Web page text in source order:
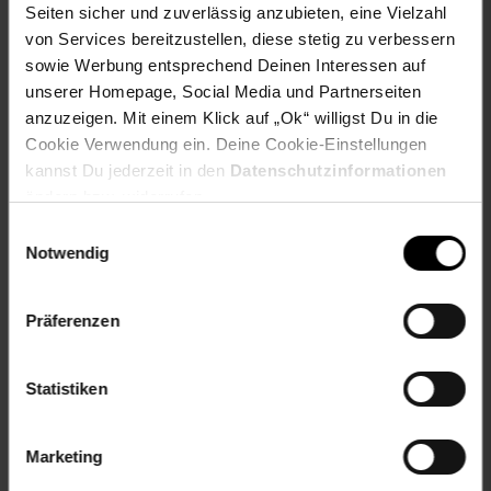
Seiten sicher und zuverlässig anzubieten, eine Vielzahl
von Services bereitzustellen, diese stetig zu verbessern
sowie Werbung entsprechend Deinen Interessen auf
unserer Homepage, Social Media und Partnerseiten
anzuzeigen. Mit einem Klick auf „Ok“ willigst Du in die
Cookie Verwendung ein. Deine Cookie-Einstellungen
kannst Du jederzeit in den Datenschutzinformationen
Notwendig
Präferenzen
Statistiken
Marketing
AG, Eindhoven The Netherlands
productSafety Email: sbx@shimano-eu.com
productSafety Name: Shimano Europe B.V.
Ärmel: lange Ärmel
Gewählte Variante:
Größe: M
EAN: 8717009483049
Artikel gehört zur Kategorie:
Herren Sportbekleidung